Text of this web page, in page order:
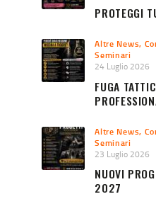
PROTEGGI
Altre News,
Seminari
24 Luglio 2026
FUGA
Altre News,
Seminari
23 Luglio 2026
NUOVI
2027